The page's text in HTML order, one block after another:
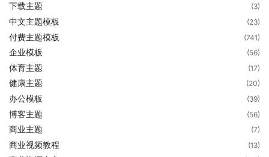
下载主题 (3)
中文主题模板 (23)
付费主题模板 (741)
企业模板 (56)
体育主题 (17)
健康主题 (20)
办公模板 (39)
博客主题 (56)
商业主题 (7)
商业视频教程 (13)